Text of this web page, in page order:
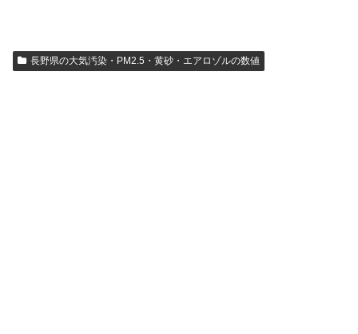
長野県の大気汚染・PM2.5・黄砂・エアロゾルの数値